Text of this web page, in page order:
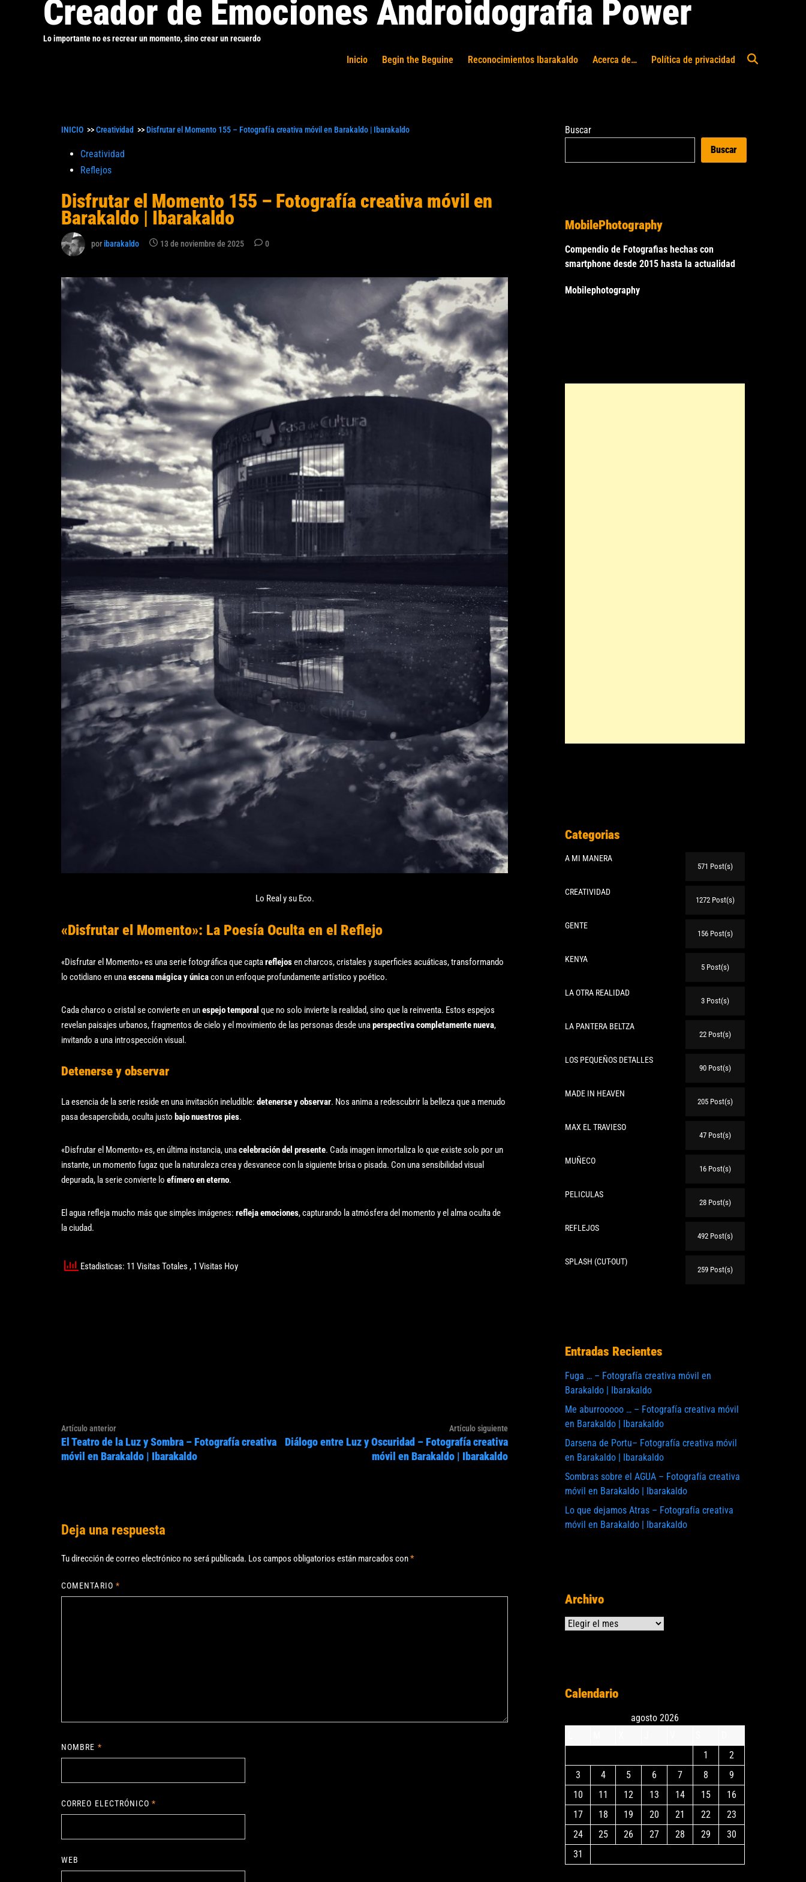
Creador de Emociones Androidografia Power
Lo importante no es recrear un momento, sino crear un recuerdo
Inicio Begin the Beguine Reconocimientos Ibarakaldo Acerca de… Política de privacidad
Abrir
INICIO >>Creatividad >> Disfrutar el Momento 155 – Fotografía creativa móvil en Barakaldo | Ibarakaldo
Publicado
Creatividad
Reflejos
Disfrutar el Momento 155 – Fotografía creativa móvil en
Barakaldo | Ibarakaldo
poribarakaldo 13 de noviembre de 2025 0
Lo Real y su Eco.
«Disfrutar el Momento»: La Poesía Oculta en el Reflejo
«Disfrutar el Momento» es una serie fotográfica que captareflejosen charcos, cristales y superficies acuáticas, transformando
lo cotidiano en unaescena mágica y únicacon un enfoque profundamente artístico y poético.
Cada charco o cristal se convierte en unespejo temporal que no solo invierte la realidad, sino que la reinventa. Estos espejos
revelan paisajes urbanos, fragmentos de cielo y el movimiento de las personas desde unaperspectiva completamente nueva,
invitando a una introspección visual.
Detenerse y observar
La esencia de la serie reside en una invitación ineludible: detenerse y observar. Nos anima a redescubrir la belleza que a menudo
pasa desapercibida, oculta justo bajo nuestros pies.
«Disfrutar el Momento» es, en última instancia, unacelebración del presente. Cada imagen inmortaliza lo que existe solo por un
instante, un momento fugaz que la naturaleza crea y desvanece con la siguiente brisa o pisada. Con una sensibilidad visual
depurada, la serie convierte lo efímero en eterno.
El agua refleja mucho más que simples imágenes: refleja emociones, capturando la atmósfera del momento y el alma oculta de
la ciudad.
Estadisticas: 11 Visitas Totales , 1 Visitas Hoy
Navegación
de
entradas
Artículo anteriorArtículo
anterior:
El Teatro de la Luz y Sombra – Fotografía creativa
móvil en Barakaldo | Ibarakaldo
Artículo siguienteArtículo
siguiente:
Diálogo entre Luz y Oscuridad – Fotografía creativa
móvil en Barakaldo | Ibarakaldo
Deja una respuesta
Tu dirección de correo electrónico no será publicada. Los campos obligatorios están marcados con*
COMENTARIO *
NOMBRE *
CORREO ELECTRÓNICO*
WEB
Buscar
Buscar
MobilePhotography
Compendio de Fotografias hechas con
smartphone desde 2015 hasta la actualidad
Mobilephotography
Categorias
A MI MANERA
571 Post(s)
CREATIVIDAD
1272 Post(s)
GENTE
156 Post(s)
KENYA
5 Post(s)
LA OTRA REALIDAD
3 Post(s)
LA PANTERA BELTZA
22 Post(s)
LOS PEQUEÑOS DETALLES
90 Post(s)
MADE IN HEAVEN
205 Post(s)
MAX EL TRAVIESO
47 Post(s)
MUÑECO
16 Post(s)
PELICULAS
28 Post(s)
REFLEJOS
492 Post(s)
SPLASH (CUT-OUT)
259 Post(s)
Entradas Recientes
Fuga … – Fotografía creativa móvil en
Barakaldo | Ibarakaldo
Me aburrooooo … – Fotografía creativa móvil
en Barakaldo | Ibarakaldo
Darsena de Portu– Fotografía creativa móvil
en Barakaldo | Ibarakaldo
Sombras sobre el AGUA – Fotografía creativa
móvil en Barakaldo | Ibarakaldo
Lo que dejamos Atras – Fotografía creativa
móvil en Barakaldo | Ibarakaldo
Archivo
Archivos
Calendario
agosto 2026
1
2
3
4 5 6 7 8
9
10
11 12 13 14 15
16
17
18 19 20 21 22
23
24
25 26 27 28 29
30
31